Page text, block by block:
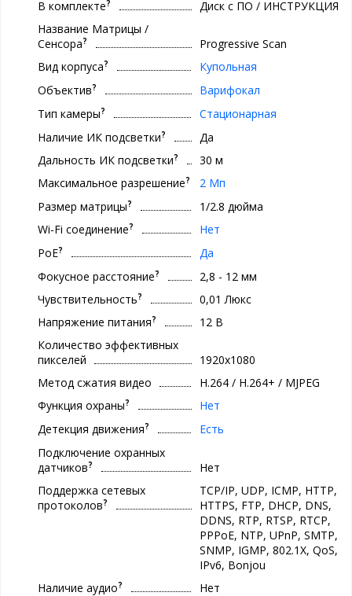
В комплекте?
Диск с ПО / ИНСТРУКЦИЯ
Название Матрицы /
Сенсора?
Progressive Scan
Вид корпуса?
Купольная
Объектив?
Варифокал
Тип камеры?
Стационарная
Наличие ИК подсветки?
Да
Дальность ИК подсветки?
30 м
Максимальное разрешение?
2 Мп
Размер матрицы?
1/2.8 дюйма
Wi-Fi соединение?
Нет
PoE?
Да
Фокусное расстояние?
2,8 - 12 мм
Чувствительность?
0,01 Люкс
Напряжение питания?
12 В
Количество эффективных
пикселей
1920x1080
Метод сжатия видео
H.264 / H.264+ / MJPEG
Функция охраны?
Нет
Детекция движения?
Есть
Подключение охранных
датчиков?
Нет
Поддержка сетевых
протоколов?
TCP/IP, UDP, ICMP, HTTP,
HTTPS, FTP, DHCP, DNS,
DDNS, RTP, RTSP, RTCP,
PPPoE, NTP, UPnP, SMTP,
SNMP, IGMP, 802.1X, QoS,
IPv6, Bonjou
Наличие аудио?
Нет